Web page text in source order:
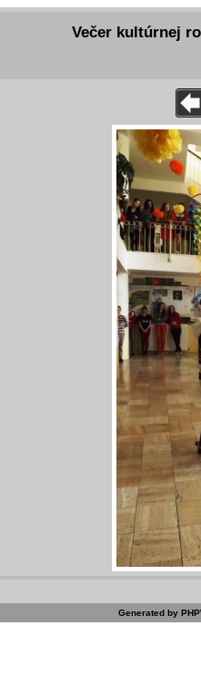
Večer kultúrnej
Generated by